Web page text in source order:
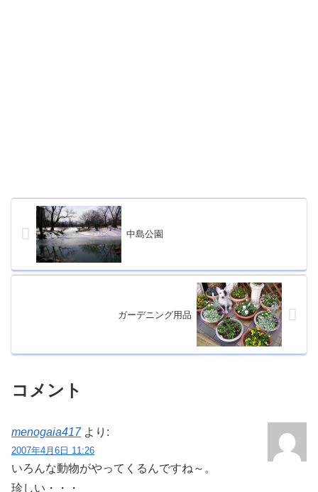
中島公園
ガーデニング用品
コメント
menogaia417 より:
2007年4月6日 11:26
いろんな動物がやってくるんですね～。
珍しい・・・